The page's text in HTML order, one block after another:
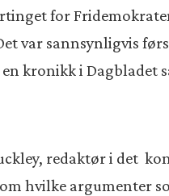
for
var sannsynligvis
kronikk i Dagbladet
redaktør i det
hvilke argumenter